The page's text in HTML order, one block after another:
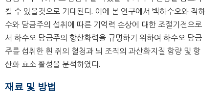
킬 수 있을것으로 기대된다. 이에 본 연구에서 백하수오와 적하
수와 담금주의 섭취에 따른 기억력 손상에 대한 조절기전으로
서 하수오 담금주의 항산화력을 규명하기 위하여 하수오 담금
주를 섭취한 흰 쥐의 혈청과 뇌 조직의 과산화지질 함량 및 항
산화 효소 활성을 분석하였다.
재료 및 방법